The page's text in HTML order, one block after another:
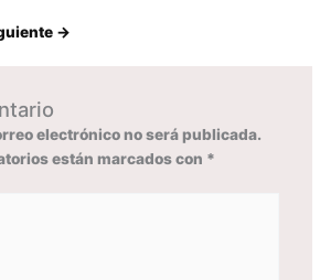
→
electrónico no será publicada.
están marcados con *